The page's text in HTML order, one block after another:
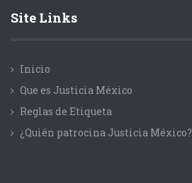
Site Links
Inicio
Que es Justicia México
Reglas de Etiqueta
¿Quién patrocina Justicia México?